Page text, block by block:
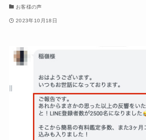
お客様の声
2023年10月18日